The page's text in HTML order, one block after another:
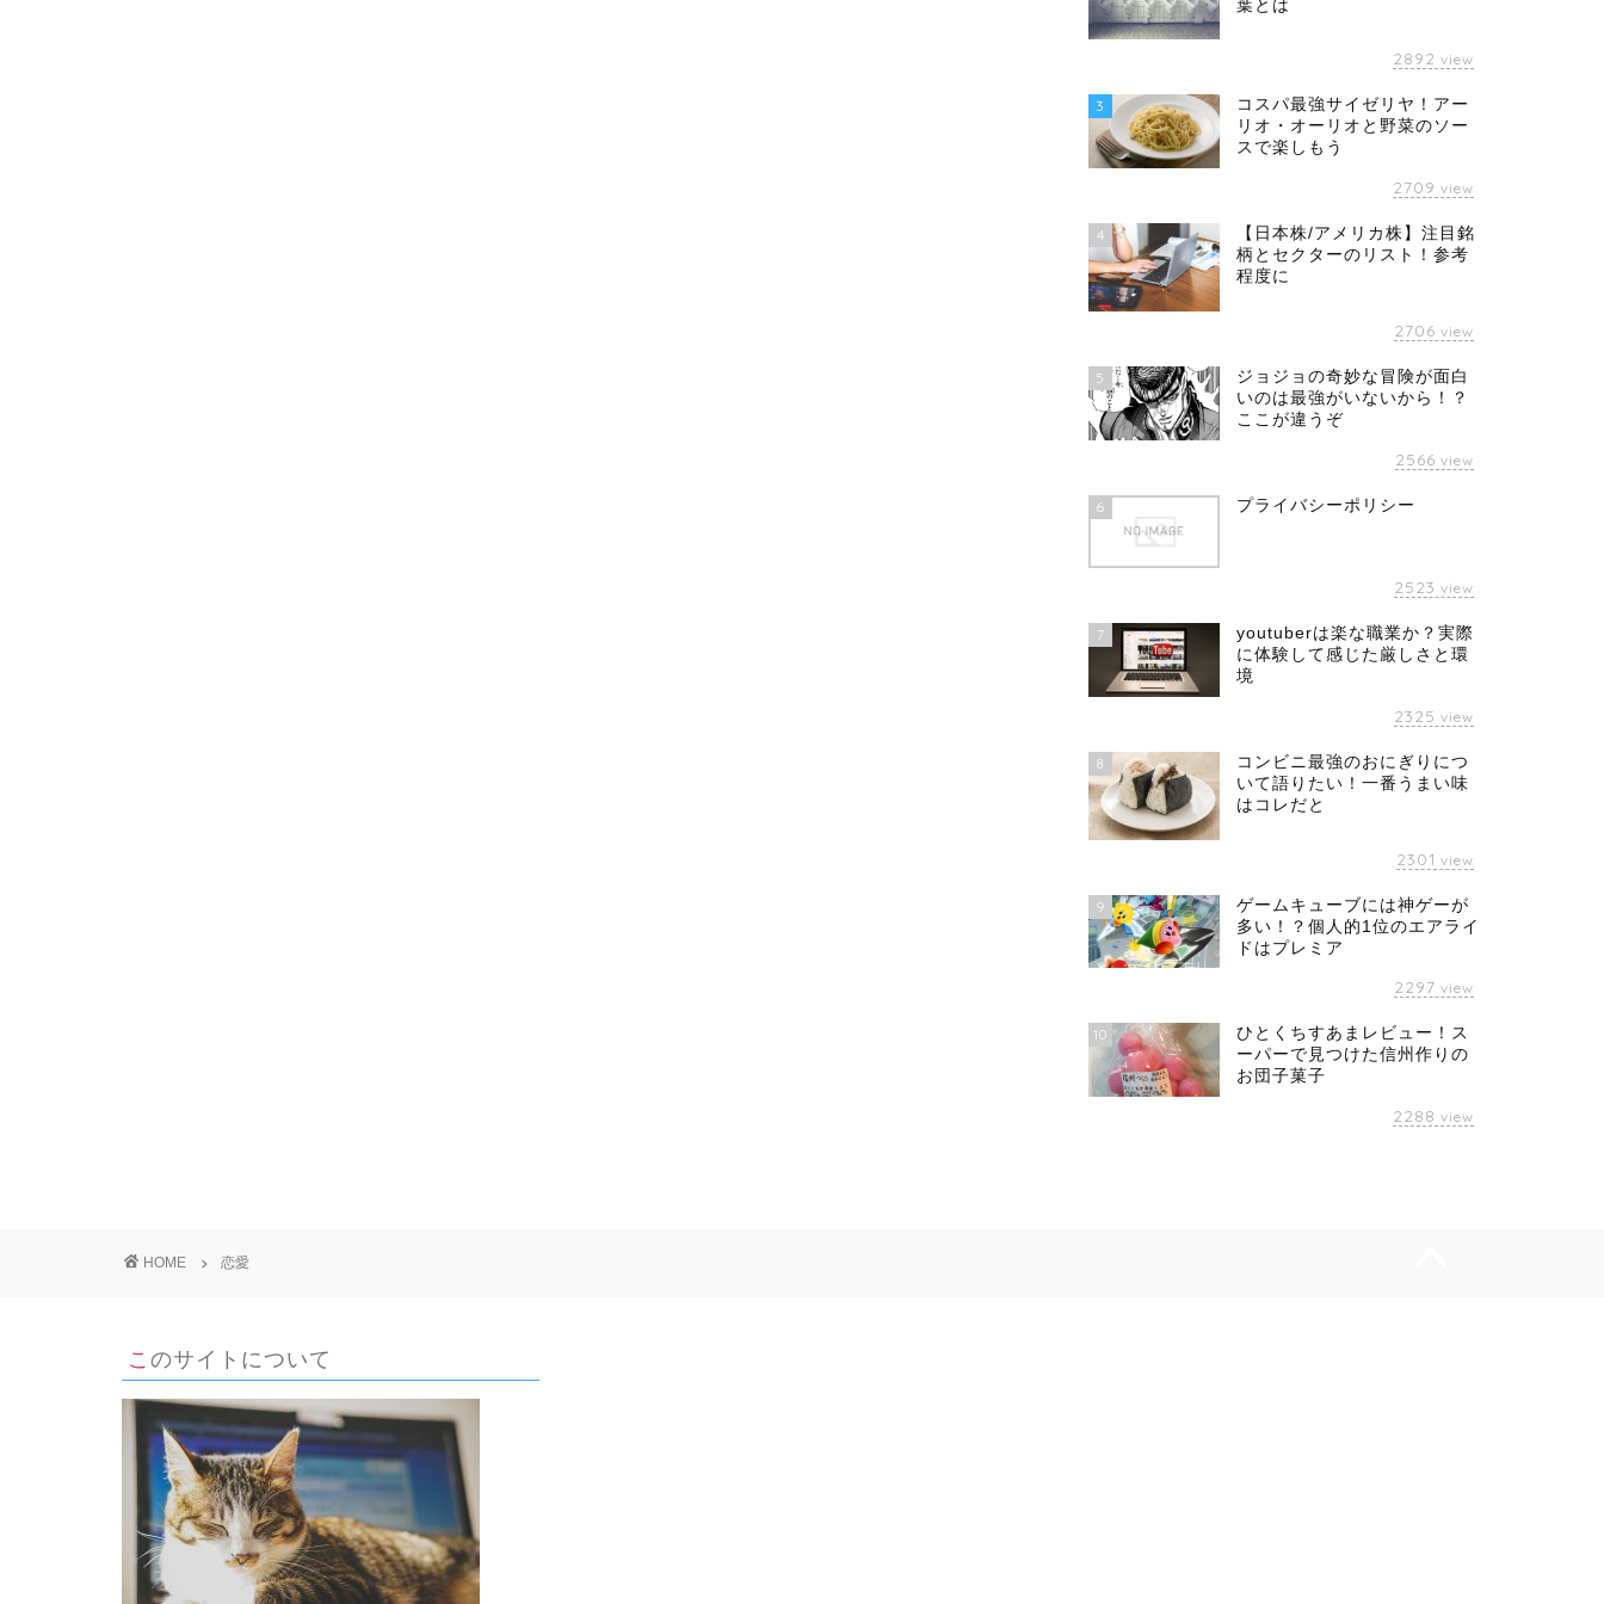
葉とは
2892 view
3
コスパ最強サイゼリヤ！アー
リオ・オーリオと野菜のソー
スで楽しもう
2709 view
4
【日本株/アメリカ株】注目銘
柄とセクターのリスト！参考
程度に
2706 view
5
ジョジョの奇妙な冒険が面白
いのは最強がいないから！？
ここが違うぞ
2566 view
6 プライバシーポリシー
2523 view
7
youtuberは楽な職業か？実際
に体験して感じた厳しさと環
境
2325 view
8
コンビニ最強のおにぎりにつ
いて語りたい！一番うまい味
はコレだと
2301 view
9
ゲームキューブには神ゲーが
多い！？個人的1位のエアライ
ドはプレミア
2297 view
10
ひとくちすあまレビュー！ス
ーパーで見つけた信州作りの
お団子菓子
2288 view
HOME 恋愛
このサイトについて